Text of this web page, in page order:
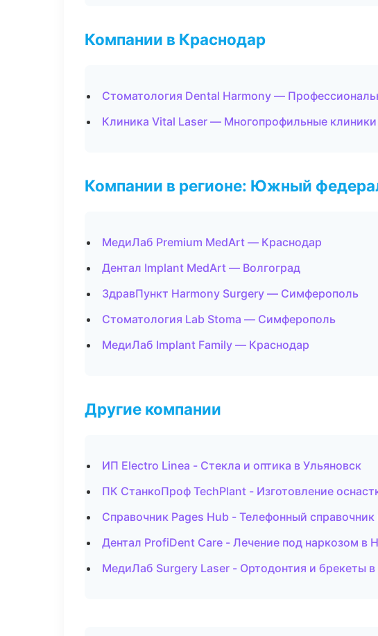
Компании в Краснодар
Стоматология Dental Harmony —
Клиника Vital Laser — Многопрофильные клиники
Компании в регионе: Южный
МедиЛаб Premium MedArt — Краснодар
Дентал Implant MedArt — Волгоград
ЗдравПункт Harmony Surgery — Симферополь
Стоматология Lab Stoma — Симферополь
МедиЛаб Implant Family — Краснодар
Другие компании
ИП Electro Linea - Стекла и оптика в Ульяновск
ПК СтанкоПроф TechPlant - Изготовление
Справочник Pages Hub - Телефонный
Дентал ProfiDent Care - Лечение под наркозом в
МедиЛаб Surgery Laser - Ортодонтия и брекеты